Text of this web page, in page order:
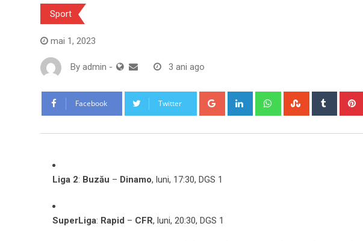
Sport
mai 1, 2023
By admin - 3 ani ago
Facebook Twitter Google+ LinkedIn WhatsappStumbleUpon
Tumblr
Liga 2: Buzău – Dinamo, luni, 17:30, DGS 1
SuperLiga: Rapid – CFR, luni, 20:30, DGS 1